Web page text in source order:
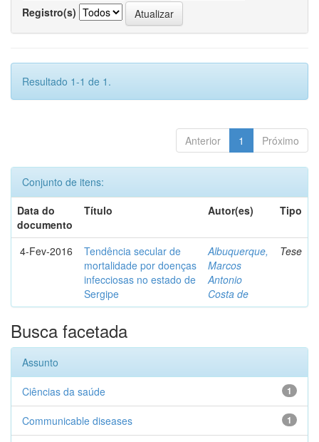
Registro(s)
Resultado 1-1 de 1.
Anterior 1 Próximo
Conjunto de itens:
Data do
documento
Título Autor(es) Tipo
4-Fev-2016
Tendência secular de
mortalidade por doenças
infecciosas no estado de
Sergipe
Albuquerque,
Marcos
Antonio
Costa de
Tese
Busca facetada
Assunto
1
Ciências da saúde
1
Communicable diseases